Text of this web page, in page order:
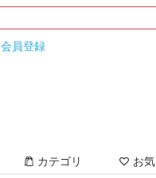
会員登録
カテゴリ お